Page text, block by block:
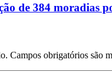
de 384 moradias
Campos obrigatórios são